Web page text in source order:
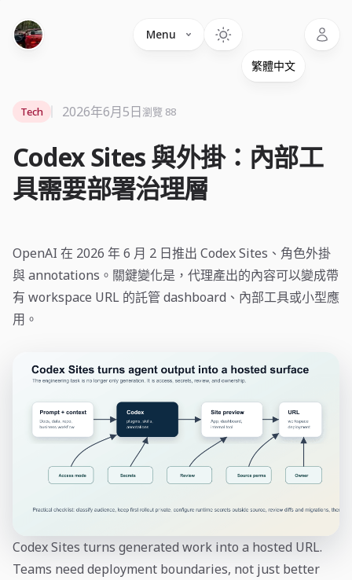
Menu
Codex Sites 與外掛：內部工
具需要部署治理層
Tech 2026年6月5日瀏覽 88
OpenAI 在 2026 年 6 月 2 日推出 Codex Sites、角色外掛
與 annotations。關鍵變化是，代理產出的內容可以變成帶
有 workspace URL 的託管 dashboard、內部工具或小型應
用。
Codex Sites turns generated work into a hosted URL.
Teams need deployment boundaries, not just better